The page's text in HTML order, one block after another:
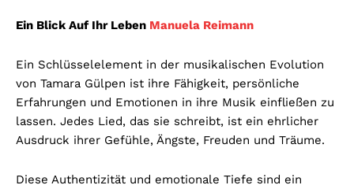
Ein Blick Auf Ihr Leben Manuela Reimann
Ein Schlüsselelement in der musikalischen Evolution
von Tamara Gülpen ist ihre Fähigkeit, persönliche
Erfahrungen und Emotionen in ihre Musik einfließen zu
lassen. Jedes Lied, das sie schreibt, ist ein ehrlicher
Ausdruck ihrer Gefühle, Ängste, Freuden und Träume.
Diese Authentizität und emotionale Tiefe sind ein